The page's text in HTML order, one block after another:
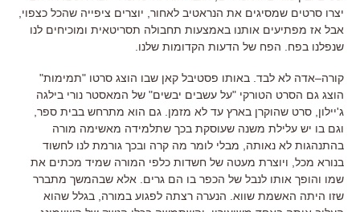
יצרו סרטים שמסיגים את הנראטיב לאחור יוצרים ציפייה שהכל כצפוי
אבל אז מפתיעים אותנו באמצעות תחבולה תסריטאית ומוכיחים לנו
שנפלנו בפח
הפח של הדעות הקדומות שלנו
קורה–אדה לא לבד באותו פסטיבל קאן שבו הוצג סרטו "תמימות"
הוצג גם הסרט הטורקי "על עשבים יבשים" של המאסטר נורי בילגה
ג'יילון סרט שהוקרן בארץ עד לא מזמן גם הוא מתרחש בבית ספר
וגם בו יש עלילת משנה שעוסקת בכך שתלמידה מאשימה מורה
בהתנהגות לא נאותה
מבלי לומר מה קרה ובכך גורמת לנו לחשוד
בנורא מכל ויוצרת מעטה של חשדות כלפי המורה שמיד מכתים את
שמו והופך אותו לנבל של הכפר בו הם גרים
אלא שבהמשך מתברר
שזו היתה האשמת שווא הנערה רצתה לפגוע במורה בגלל שהוא